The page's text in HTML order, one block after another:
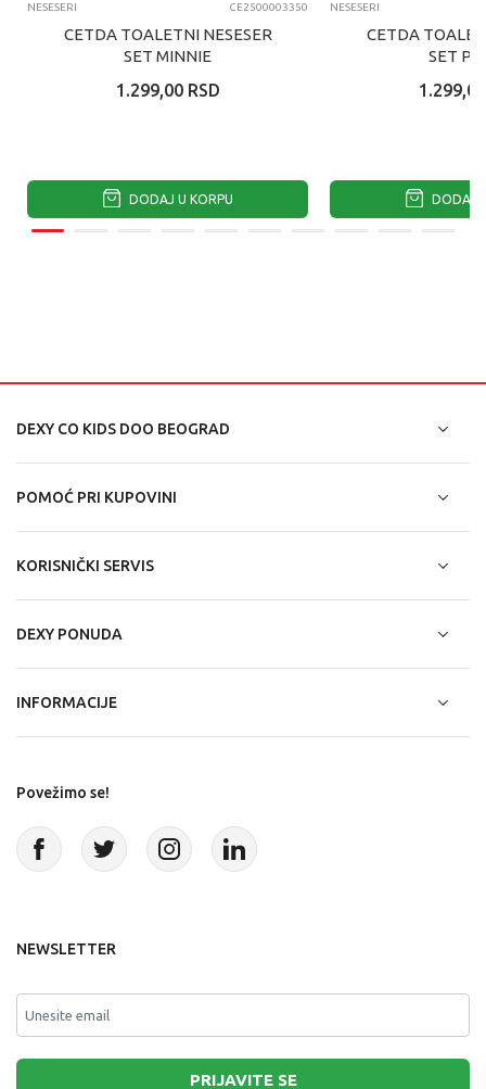
NESESERI CE2500003350
CETDA TOALETNI NESESER
SET MINNIE
1.299,00 RSD
DODAJ U KORPU
NESESERI
CETDA
SET
1.299,00
DODAJ
DEXY CO KIDS DOO BEOGRAD
POMOĆ PRI KUPOVINI
KORISNIČKI SERVIS
DEXY PONUDA
INFORMACIJE
Povežimo se!
NEWSLETTER
PRIJAVITE SE